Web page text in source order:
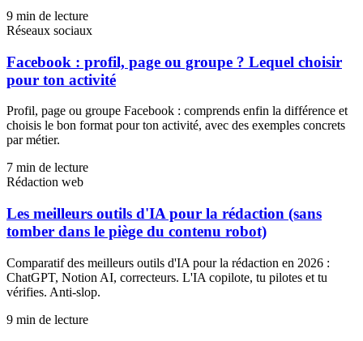
9 min de lecture
Réseaux sociaux
Facebook : profil, page ou groupe ? Lequel choisir
pour ton activité
Profil, page ou groupe Facebook : comprends enfin la différence et
choisis le bon format pour ton activité, avec des exemples concrets
par métier.
7 min de lecture
Rédaction web
Les meilleurs outils d'IA pour la rédaction (sans
tomber dans le piège du contenu robot)
Comparatif des meilleurs outils d'IA pour la rédaction en 2026 :
ChatGPT, Notion AI, correcteurs. L'IA copilote, tu pilotes et tu
vérifies. Anti-slop.
9 min de lecture